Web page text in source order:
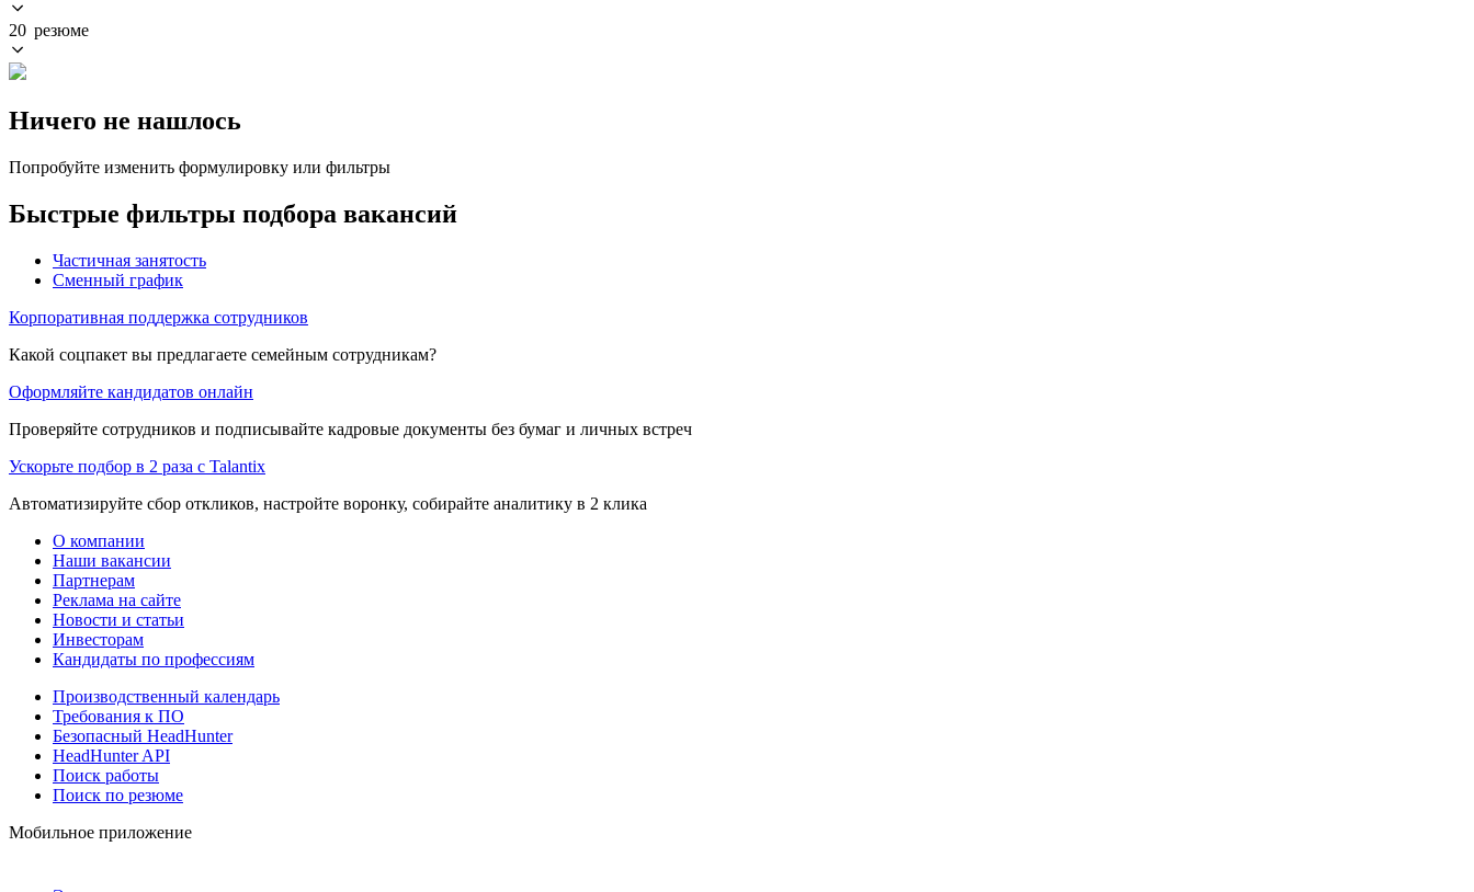
20 резюме
Ничего не нашлось
Попробуйте изменить формулировку или фильтры
Быстрые фильтры подбора вакансий
Частичная занятость
Сменный график
Корпоративная поддержка сотрудников
Какой соцпакет вы предлагаете семейным сотрудникам?
Оформляйте кандидатов онлайн
Проверяйте сотрудников и подписывайте кадровые документы без бумаг и личных встреч
Ускорьте подбор в 2 раза с Talantix
Автоматизируйте сбор откликов, настройте воронку, собирайте аналитику в 2 клика
О компании
Наши вакансии
Партнерам
Реклама на сайте
Новости и статьи
Инвесторам
Кандидаты по профессиям
Производственный календарь
Требования к ПО
Безопасный HeadHunter
HeadHunter API
Поиск работы
Поиск по резюме
Мобильное приложение